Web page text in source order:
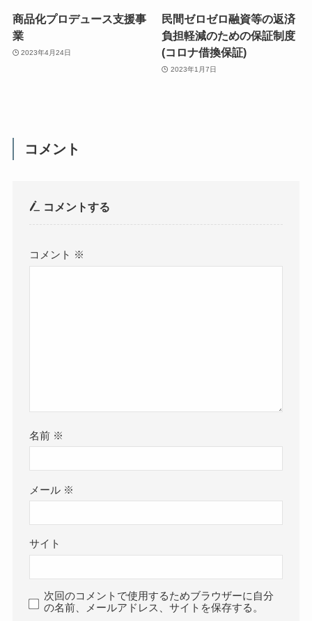
商品化プロデュース支援事
業
2023年4月24日
民間ゼロゼロ融資等の返済
負担軽減のための保証制度
(コロナ借換保証)
2023年1月7日
コメント
コメントする
コメント ※
名前 ※
メール ※
サイト
次回のコメントで使用するためブラウザーに自分
の名前、メールアドレス、サイトを保存する。